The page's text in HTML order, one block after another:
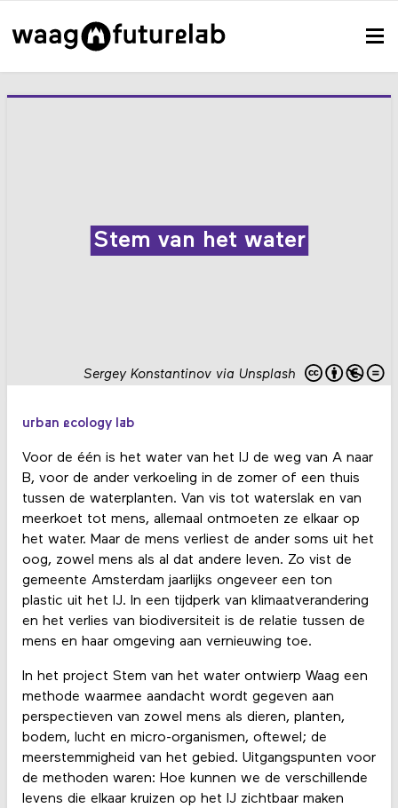
Sergey Konstantinov via Unsplash
Stem van het water
urban ecology lab
Voor de één is het water van het IJ de weg van A naar
B, voor de ander verkoeling in de zomer of een thuis
tussen de waterplanten. Van vis tot waterslak en van
meerkoet tot mens, allemaal ontmoeten ze elkaar op
het water. Maar de mens verliest de ander soms uit het
oog, zowel mens als al dat andere leven. Zo vist de
gemeente Amsterdam jaarlijks ongeveer een ton
plastic uit het IJ. In een tijdperk van klimaatverandering
en het verlies van biodiversiteit is de relatie tussen de
mens en haar omgeving aan vernieuwing toe.
In het project Stem van het water ontwierp Waag een
methode waarmee aandacht wordt gegeven aan
perspectieven van zowel mens als dieren, planten,
bodem, lucht en micro-organismen, oftewel; de
meerstemmigheid van het gebied. Uitgangspunten voor
de methoden waren: Hoe kunnen we de verschillende
levens die elkaar kruizen op het IJ zichtbaar maken